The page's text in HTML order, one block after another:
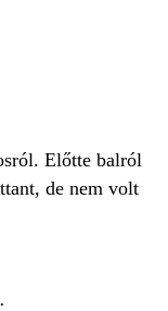
Előtte balról
de nem volt